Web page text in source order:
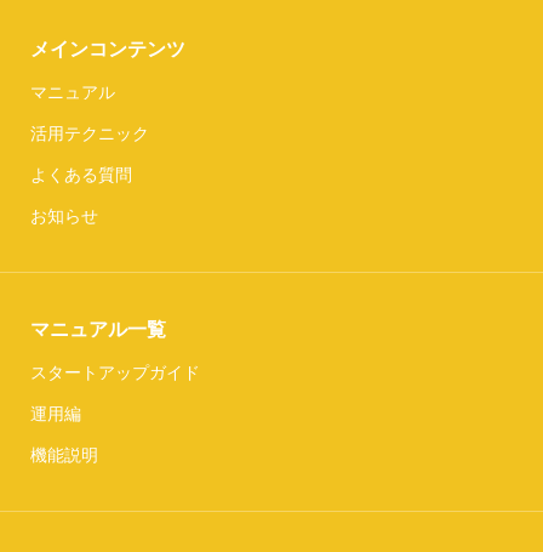
メインコンテンツ
マニュアル
活用テクニック
よくある質問
お知らせ
マニュアル一覧
スタートアップガイド
運用編
機能説明